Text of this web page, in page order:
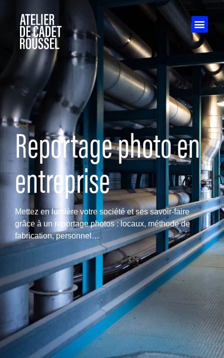
Reportage photo en
entreprise
Mettez en lumière votre société et ses savoir-faire
grâce à un reportage photos : locaux, méthode de
fabrication, personnel…